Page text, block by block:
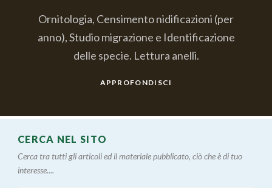
Ornitologia, Censimento nidificazioni (per
anno), Studio migrazione e Identificazione
delle specie. Lettura anelli.
APPROFONDISCI
CERCA NEL SITO
Cerca tra tutti gli articoli ed il materiale pubblicato, ciò che è di tuo
interesse....